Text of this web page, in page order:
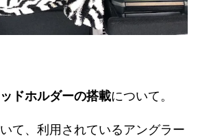
ドホルダーの搭載について。
て、利用されているアングラー